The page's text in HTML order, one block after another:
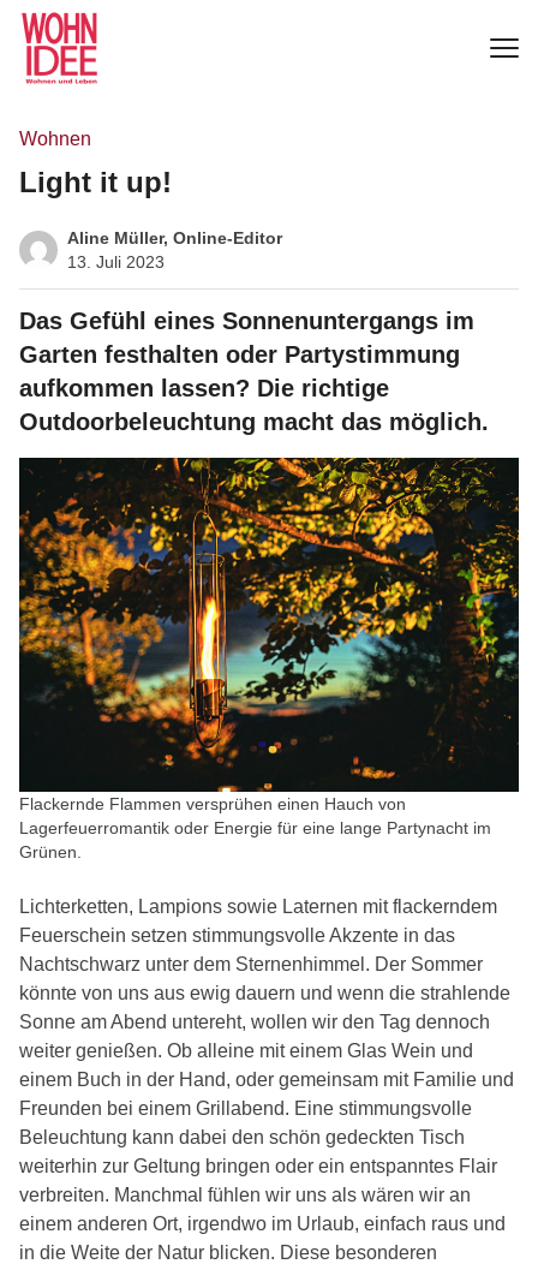
Wohnen
Light it up!
Aline Müller, Online-Editor
13. Juli 2023
Das Gefühl eines Sonnenuntergangs im
Garten festhalten oder Partystimmung
aufkommen lassen? Die richtige
Outdoorbeleuchtung macht das möglich.
Flackernde Flammen versprühen einen Hauch von
Lagerfeuerromantik oder Energie für eine lange Partynacht im
Grünen.
Lichterketten, Lampions sowie Laternen mit flackerndem
Feuerschein setzen stimmungsvolle Akzente in das
Nachtschwarz unter dem Sternenhimmel. Der Sommer
könnte von uns aus ewig dauern und wenn die strahlende
Sonne am Abend untereht, wollen wir den Tag dennoch
weiter genießen. Ob alleine mit einem Glas Wein und
einem Buch in der Hand, oder gemeinsam mit Familie und
Freunden bei einem Grillabend. Eine stimmungsvolle
Beleuchtung kann dabei den schön gedeckten Tisch
weiterhin zur Geltung bringen oder ein entspanntes Flair
verbreiten. Manchmal fühlen wir uns als wären wir an
einem anderen Ort, irgendwo im Urlaub, einfach raus und
in die Weite der Natur blicken. Diese besonderen